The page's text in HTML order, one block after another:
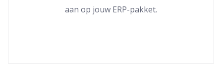
aan op jouw ERP-pakket.